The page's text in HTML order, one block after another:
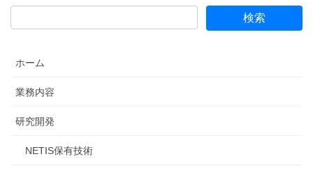
ホーム
業務内容
研究開発
NETIS保有技術